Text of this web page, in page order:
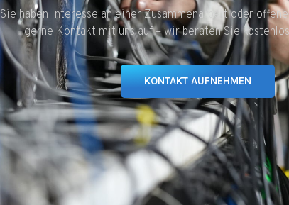
Sie haben Interesse an einer Zusammenarbeit oder
gerne Kontakt mit uns auf – wir beraten Sie
KONTAKT AUFNEHMEN